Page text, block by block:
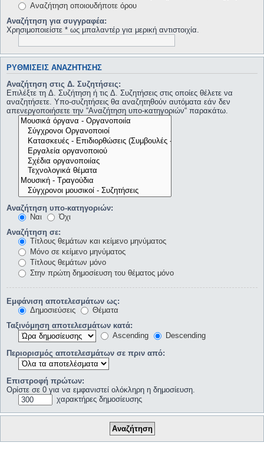
Αναζήτηση οποιουδήποτε όρου
Αναζήτηση για συγγραφέα:
Χρησιμοποιείστε * ως μπαλαντέρ για μερική αντιστοιχία.
ΡΥΘΜΊΣΕΙΣ ΑΝΑΖΉΤΗΣΗΣ
Αναζήτηση στις Δ. Συζητήσεις:
Επιλέξτε τη Δ. Συζήτηση ή τις Δ. Συζητήσεις στις οποίες θέλετε να
αναζητήσετε. Υπο-συζητήσεις θα αναζητηθούν αυτόματα εάν δεν
απενεργοποιήσετε την “Αναζήτηση υπο-κατηγοριών“ παρακάτω.
Αναζήτηση υπο-κατηγοριών:
Ναι
Όχι
Αναζήτηση σε:
Τίτλους θεμάτων και κείμενο μηνύματος
Μόνο σε κείμενο μηνύματος
Τίτλους θεμάτων μόνο
Στην πρώτη δημοσίευση του θέματος μόνο
Εμφάνιση αποτελεσμάτων ως:
Δημοσιεύσεις
Θέματα
Ταξινόμηση αποτελεσμάτων κατά:
Ascending
Descending
Περιορισμός αποτελεσμάτων σε πριν από:
Επιστροφή πρώτων:
Ορίστε σε 0 για να εμφανιστεί ολόκληρη η δημοσίευση.
χαρακτήρες δημοσίευσης